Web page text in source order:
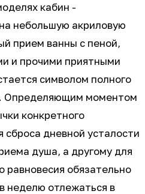
кабин -
небольшую акриловую
прием ванны с пеной,
и прочими приятными
символом полного
Определяющим моментом
конкретного
дневной усталости
душа, а другому для
равновесия обязательно
неделю отлежаться в